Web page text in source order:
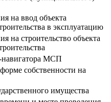
на ввод объекта
в эксплуатацию
на строительство объекта
навигатора МСП
собственности на
имущества